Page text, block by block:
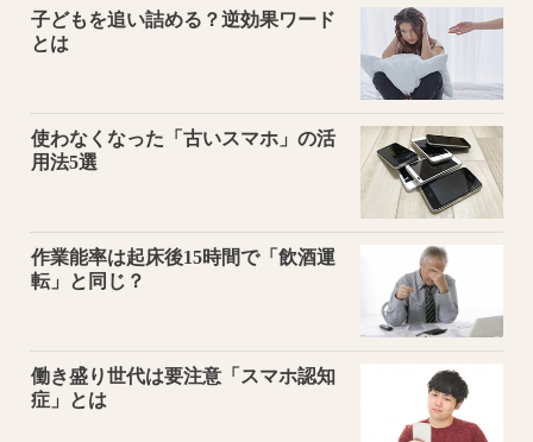
子どもを追い詰める？逆効果ワード
とは
使わなくなった「古いスマホ」の活
用法5選
作業能率は起床後15時間で「飲酒運
転」と同じ？
働き盛り世代は要注意「スマホ認知
症」とは